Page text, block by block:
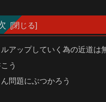
アップしていく為の近道は
う
問題にぶつかろう